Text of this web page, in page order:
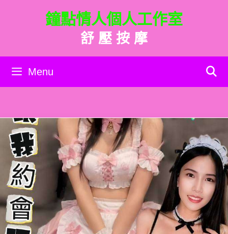
內
鐘點情人個人工作室
舒 壓 按 摩
Menu